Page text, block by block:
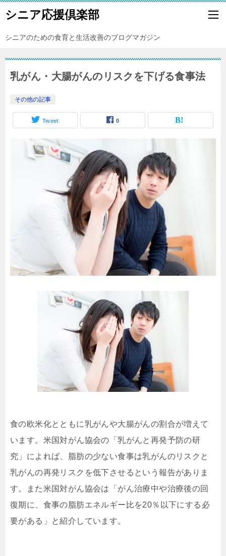
シニア応援倶楽部
シニアのための食育と生活改善のブログマガジン
乳がん・大腸がんのリスクを下げる食事法
その他の記事
Tweet 0
食の欧米化とともに乳がんや大腸がんの割合が増えて
います。米国対がん協会の「乳がんと再発予防の研
究」によれば、脂肪の少ない食事は乳がんのリスクと
乳がんの再発リスクを低下させるという報告がありま
す。また米国対がん協会は「がん治療中や治療後の回
復期に、食事の脂肪エネルギー比を20％以下にする必
要がある」と紹介しています。